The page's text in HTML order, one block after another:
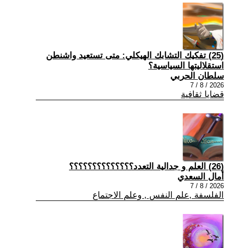
(25) تفكيك التشابك الهيكلي: متى تستعيد واشنطن
استقلاليتها السياسية؟
سلطان الحربي
2026 / 8 / 7
قضايا ثقافية
(26) العلم و جدالية التعدد؟؟؟؟؟؟؟؟؟؟؟؟؟؟
أمال السعدي
2026 / 8 / 7
الفلسفة ,علم النفس , وعلم الاجتماع